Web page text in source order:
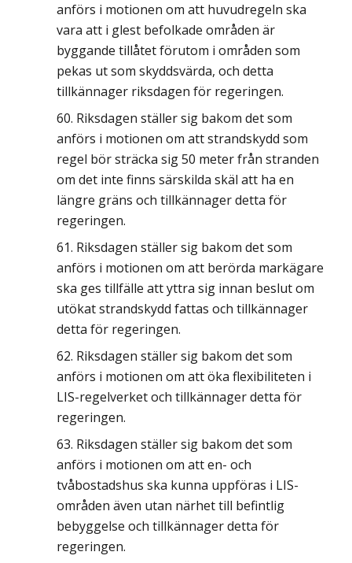
anförs i motionen om att huvudregeln ska
vara att i glest befolkade områden är
byggande tillåtet förutom i områden som
pekas ut som skyddsvärda, och detta
tillkännager riksdagen för regeringen.
Riksdagen ställer sig bakom det som
anförs i motionen om att strandskydd som
regel bör sträcka sig 50 meter från stranden
om det inte finns särskilda skäl att ha en
längre gräns och tillkännager detta för
regeringen.
Riksdagen ställer sig bakom det som
anförs i motionen om att berörda markägare
ska ges tillfälle att yttra sig innan beslut om
utökat strandskydd fattas och tillkännager
detta för regeringen.
Riksdagen ställer sig bakom det som
anförs i motionen om att öka flexibiliteten i
LIS-regelverket och tillkännager detta för
regeringen.
Riksdagen ställer sig bakom det som
anförs i motionen om att en- och
tvåbostadshus ska kunna uppföras i LIS-
områden även utan närhet till befintlig
bebyggelse och tillkännager detta för
regeringen.